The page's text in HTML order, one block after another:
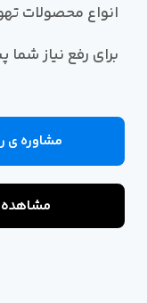
انواع محصولات
برای رفع نیاز
مشاوره ی